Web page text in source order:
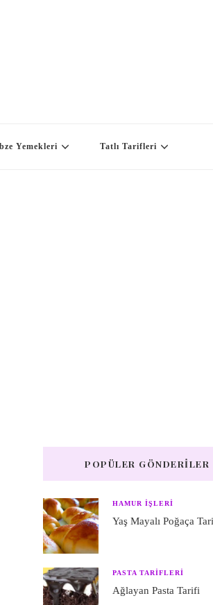
Yemekleri Tatlı Tarifleri
POPÜLER GÖNDERILER
HAMUR IŞLERI
Yaş Mayalı Poğaça
PASTA TARIFLERI
Ağlayan Pasta Tarifi